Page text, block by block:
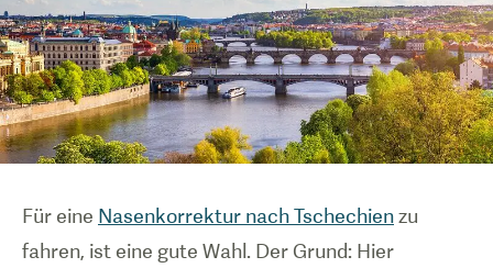
Für eine Nasenkorrektur nach Tschechienzu
fahren, ist eine gute Wahl. Der Grund: Hier